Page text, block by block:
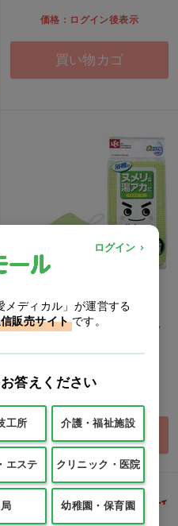
価格：ログイン後表示
買い物カゴ
激落ちバスクリーナー マイク
ログイン
メディカル」が運営する
販売サイト です。
答えください
工所 介護・福祉施設
エステ クリニック・医院
幼稚園・保育園